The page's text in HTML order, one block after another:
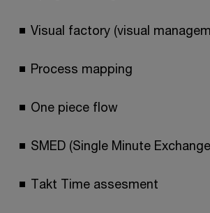
Visual factory (visual
Process mapping
One piece flow
SMED (Single Minute
Takt Time assesment